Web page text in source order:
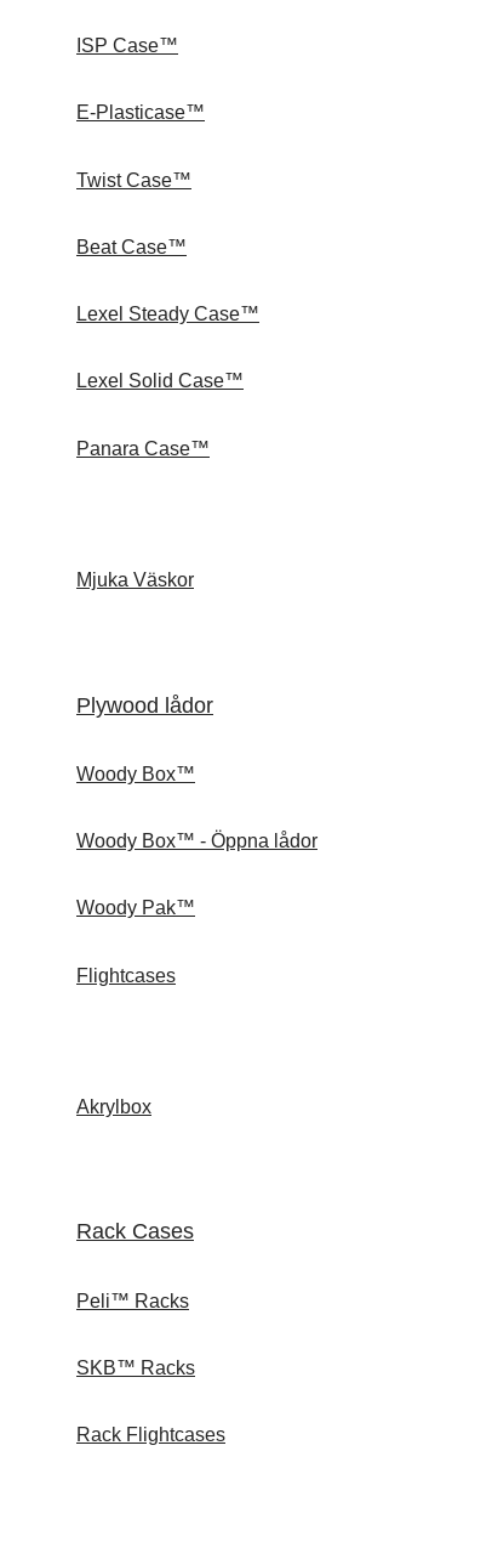
ISP Case™
E-Plasticase™
Twist Case™
Beat Case™
Lexel Steady Case™
Lexel Solid Case™
Panara Case™
Mjuka Väskor
Plywood lådor
Woody Box™
Woody Box™ - Öppna lådor
Woody Pak™
Flightcases
Akrylbox
Rack Cases
Peli™ Racks
SKB™ Racks
Rack Flightcases